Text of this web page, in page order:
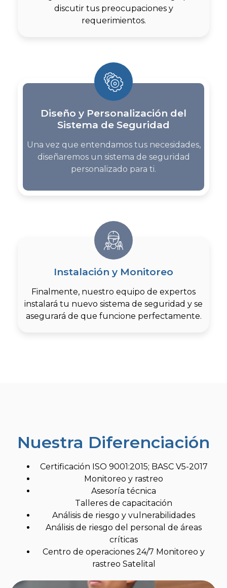
discutir tus preocupaciones y
requerimientos.
Diseño y Personalización del
Sistema de Seguridad
Una vez que entendamos tus necesidades,
diseñaremos un sistema de seguridad
personalizado para ti.
Instalación y Monitoreo
Finalmente, nuestro equipo de expertos
instalará tu nuevo sistema de seguridad y se
asegurará de que funcione perfectamente.
Nuestra Diferenciación
Certificación ISO 9001:2015; BASC V5-2017
Monitoreo y rastreo
Asesoría técnica
Talleres de capacitación
Análisis de riesgo y vulnerabilidades
Análisis de riesgo del personal de áreas
críticas
Centro de operaciones 24/7 Monitoreo y
rastreo Satelital